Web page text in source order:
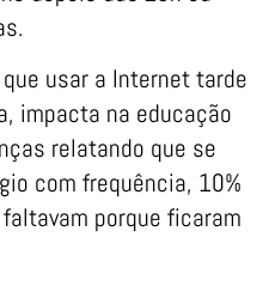
usar a Internet tarde
impacta na educação
relatando que se
com frequência, 10%
porque ficaram